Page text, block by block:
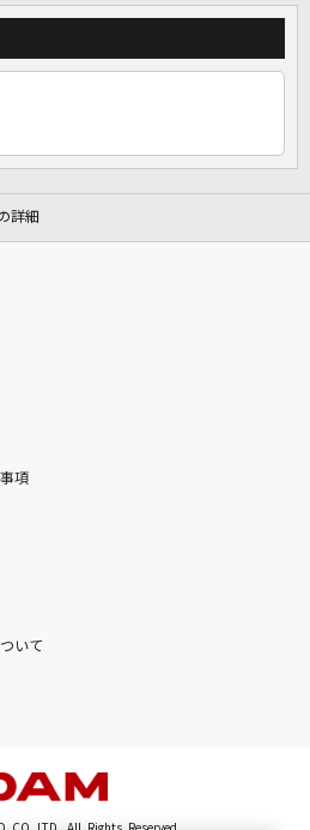
詳細
項
いて
CO.,LTD. All Rights Reserved.